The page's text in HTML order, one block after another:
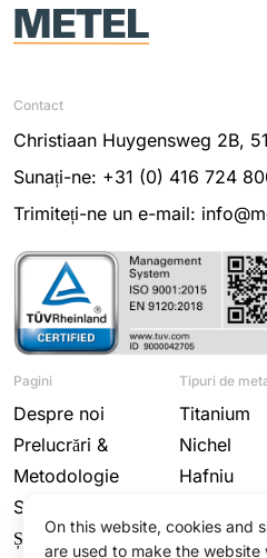
Contact
Christiaan Huygensweg 2B,
Sunați-ne: +31 (0) 416 724
Trimiteți-ne un e-mail:
Pagini
Despre noi
Prelucrări &
Metodologie
Sectoare
Știri
Tipuri de
Titanium
Nichel
Hafniu
Molibden
On this website, cookies and
are used to make the website